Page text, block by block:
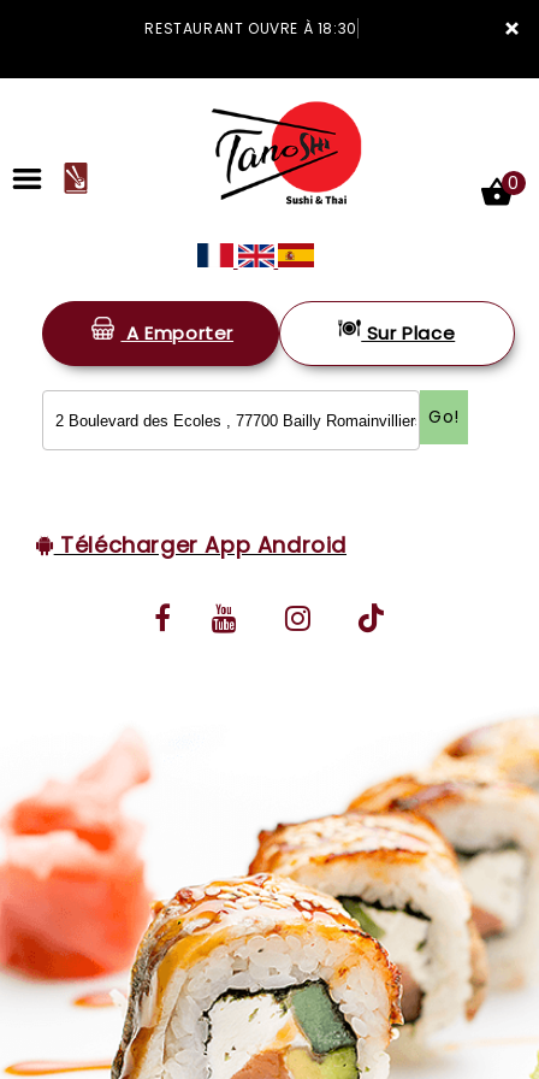
×
RESTAURANT OUVRE À 18:30
ACCUEIL
LA CARTE
VOS AVIS
MENTIONS LÉGALES
0
A Emporter Sur Place
Go!
Télécharger App Android